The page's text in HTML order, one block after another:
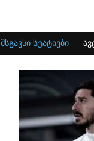
მსგავსი სტატიები